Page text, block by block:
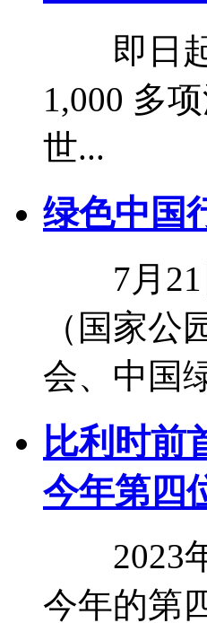
即日起
1,000 多
世...
绿色中国
7月21
（国家
会、中国
比利时前
今年第四
2023年
今年的第